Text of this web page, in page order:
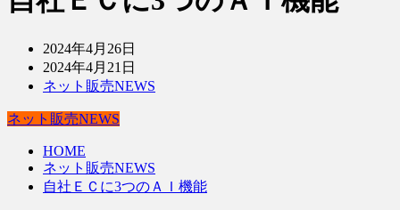
2024年4月26日
2024年4月21日
ネット販売NEWS
ネット販売NEWS
HOME
ネット販売NEWS
自社ＥＣに3つのＡＩ機能